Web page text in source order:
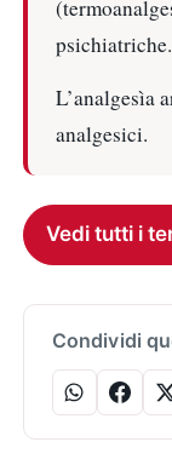
psichiatriche.
L’analgesìa
analgesici.
Vedi tutti i
Condividi